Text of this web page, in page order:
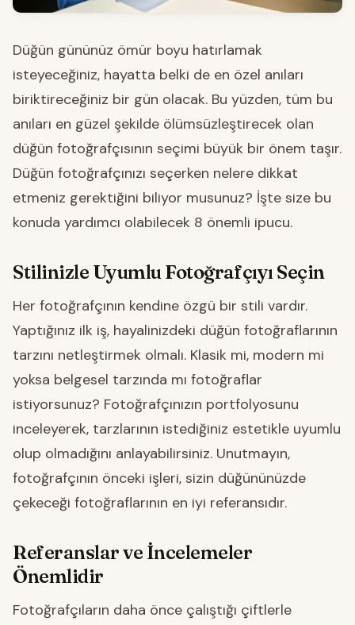
Düğün gününüz ömür boyu hatırlamak
isteyeceğiniz, hayatta belki de en özel anıları
biriktireceğiniz bir gün olacak. Bu yüzden, tüm bu
anıları en güzel şekilde ölümsüzleştirecek olan
düğün fotoğrafçısının seçimi büyük bir önem taşır.
Düğün fotoğrafçınızı seçerken nelere dikkat
etmeniz gerektiğini biliyor musunuz? İşte size bu
konuda yardımcı olabilecek 8 önemli ipucu.
Stilinizle Uyumlu Fotoğrafçıyı Seçin
Her fotoğrafçının kendine özgü bir stili vardır.
Yaptığınız ilk iş, hayalinizdeki düğün fotoğraflarının
tarzını netleştirmek olmalı. Klasik mi, modern mi
yoksa belgesel tarzında mı fotoğraflar
istiyorsunuz? Fotoğrafçınızın portfolyosunu
inceleyerek, tarzlarının istediğiniz estetikle uyumlu
olup olmadığını anlayabilirsiniz. Unutmayın,
fotoğrafçının önceki işleri, sizin düğününüzde
çekeceği fotoğraflarının en iyi referansıdır.
Referanslar ve İncelemeler
Önemlidir
Fotoğrafçıların daha önce çalıştığı çiftlerle